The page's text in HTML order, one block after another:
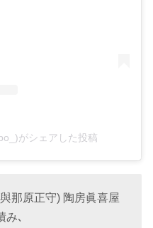
がシェアした投稿
那原正守) 陶房眞喜屋
み､